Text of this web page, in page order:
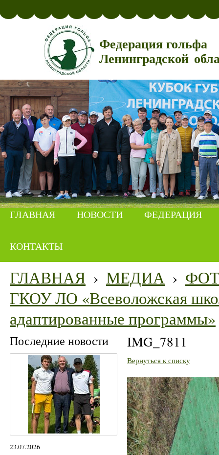
Федерация гольфа
Ленинградской
ГЛАВНАЯ НОВОСТИ ФЕДЕРАЦИЯ
КОНТАКТЫ
ГЛАВНАЯ › МЕДИА ›
ГКОУ ЛО «Всеволожская
адаптированные программы»
Последние новости
23.07.2026
IMG_7811
Вернуться к списку